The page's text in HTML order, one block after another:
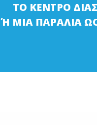
ΤΟ ΚΕΝΤΡΟ
Ή ΜΙΑ ΠΑΡΑΛΙΑ